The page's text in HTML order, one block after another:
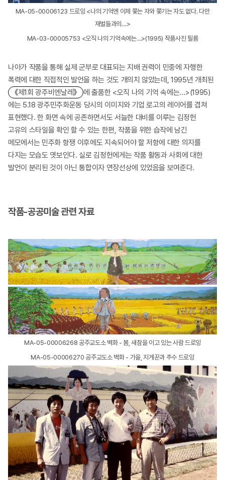
MA-05-00006123 드로잉 <나의 기억엔 이제 쫓는 자와 쫓기는 자도 없다. 다만
재벌들과의…>
MA-03-00005753 <오직 나의 기억속에는…>(1995) 작품사진 필름
나아가 작품을 통해 실제 군부로 대표되는 지배 권력이 민중에 자행한
폭력에 대한 직접적인 발언을 하는 것도 개의치 않았는데, 1995년 개최된
《제1회 광주비엔날레》
에 출품한 <오직 나의 기억 속에는…>(1995)
에는 5.18 광주민주화운동 당시의 이미지와 기업 로고의 레이어를 겹쳐
표현했다. 한 화면 속에 공존하면서도 서늘한 대비를 이루는 김정헌
고유의 스타일을 확인 할 수 있는 한편, 작품을 위한 습작에 남긴
메모에서는 민주화 항쟁 이후에도 지속되어야 할 저항에 대한 의지를
다지는 모습도 엿보인다. 실로 김정헌에게는 작품 활동과 사회에 대한
발언이 분리된 것이 아닌 통합이자 연장선상에 있었음을 보여준다.
작품-공공미술 관련 자료
MA-05-00006268 공주교도소 벽화 - 봄, 새참을 이고 있는 사람 드로잉
MA-05-00006270 공주교도소 벽화 - 가을, 지게꾼과 추수 드로잉